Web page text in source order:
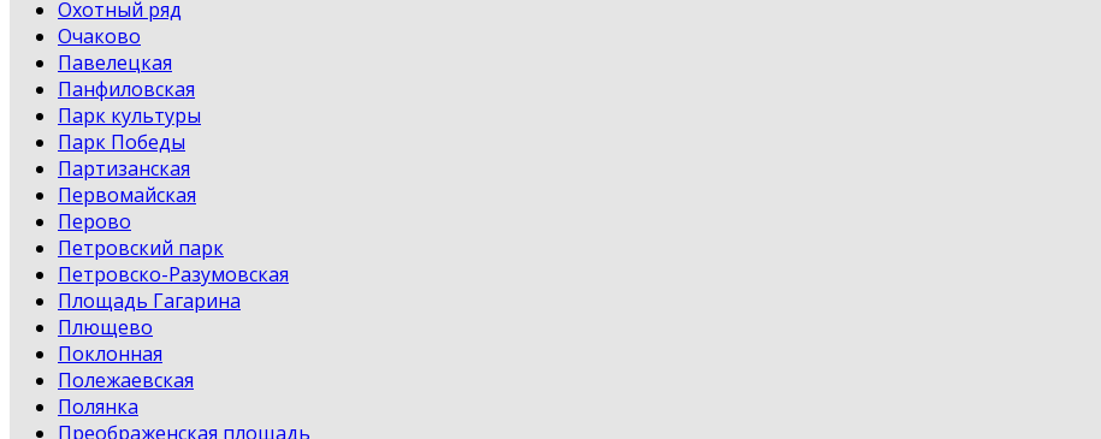
Охотный ряд
Очаково
Павелецкая
Панфиловская
Парк культуры
Парк Победы
Партизанская
Первомайская
Перово
Петровский парк
Петровско-Разумовская
Площадь Гагарина
Плющево
Поклонная
Полежаевская
Полянка
Преображенская площадь